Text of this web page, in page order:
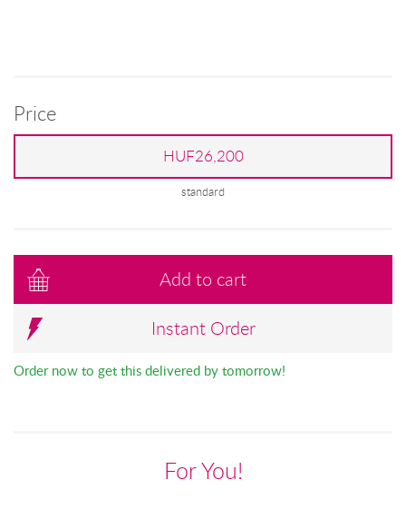
Price
HUF26,200
standard
Add to cart
Instant Order
Order now to get this delivered by tomorrow!
For You!